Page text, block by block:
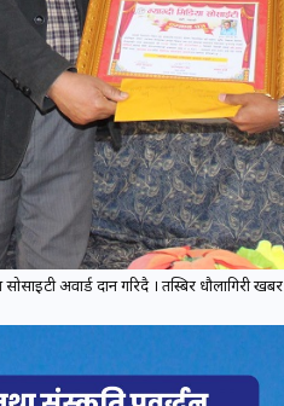
सोसाइटी अवार्ड प्रदान गरिदै । तस्बिर धौलागिरी खबर